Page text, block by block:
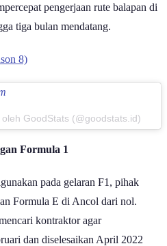
pengerjaan rute balapan di
tiga bulan mendatang.
8)
GoodStats (@goodstats.id)
Formula 1
pada gelaran F1, pihak
Formula E di Ancol dari nol.
kontraktor agar
dan diselesaikan April 2022